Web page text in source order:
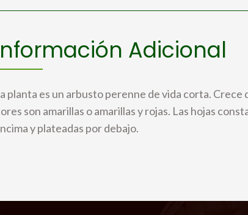
Adicional
planta es un arbusto perenne de vida corta. Crece
son amarillas o amarillas y rojas. Las hojas
y plateadas por debajo.